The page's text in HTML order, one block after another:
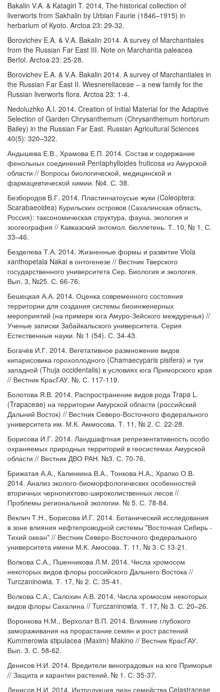
Bakalin V.A. & Katagiri T. 2014. The historical collection of
liverworts from Sakhalin by Urbian Faurie (1846–1915) in
herbarium of Kyoto. Arctoa 23: 29-32.
Borovichev E.A. & V.A. Bakalin 2014. A survey of Marchantiales
from the Russian Far East III. Note on Marchantia paleacea
Bertol. Arctoa 23: 25-28.
Borovichev E.A. & V.A. Bakalin 2014. A survey of Marchantiales in
the Russian Far East II. Wiesnerellaceae – a new family for the
Russian liverworts flora. Arctoa 23: 1-4.
Nedoluzhko A.I. 2014. Creation of Initial Material for the Adaptive
Selection of Garden Chrysanthemum (Chrysanthemum hortorum
Bailey) in the Russian Far East. Russian Agricultural Sciences
40(5): 320–322.
Андышева Е.В., Храмова Е.П. 2014. Состав и содержание
фенольных соединений Pentaphylloides fruticosa из Амурской
области // Вопросы биологической, медицинской и
фармацевтической химии. №4. С. 38.
Безбородов В.Г. 2014. Пластинчатоусые жуки (Coleoptera:
Scarabaeoidea) Курильских островов (Сахалинская область,
Россия): таксономическая структура, фауна, экология и
зоогеография // Кавказский энтомол. бюллетень. Т. 10, № 1. С.
33–46.
Безделева Т.А. 2014. Жизненные формы и развитие Viola
xanthopetala Nakai в онтогенезе // Вестник Тверского
государственного университета Сер. Биология и экология.
Вып. 3, №25. С. 66-76.
Бешецкая А.А. 2014. Оценка современного состояния
территории для создания системы биоинженерных
мероприятий (на примере юга Амуро-Зейского междуречья) //
Ученые записки Забайкальского университета. Серия
Естественные науки. № 1 (54). С. 34-43.
Богачёв И.Г. 2014. Вегетативное размножение видов
кипарисовика горохоплодного (Chamaecyparis pisifera) и туи
западной (Thuja occidentalis) в условиях юга Приморского края
// Вестник КрасГАУ. №. С. 117-119.
Болотова Я.В. 2014. Распространение видов рода Trapa L.
(Trapaceae) на территории Амурской области (российский
Дальний Восток) // Вестник Северо-Восточного федерального
университета им. М.К. Аммосова. Т. 11, № 2. С. 22-28.
Борисова И.Г. 2014. Ландшафтная репрезентативность особо
охраняемых природных территорий в геосистемах Амурской
области // Вестник ДВО РАН. №3. С. 70-76.
Брижатая А.А., Калинкина В.А., Тонкова Н.А., Храпко О.В.
2014. Анализ эколого-биоморфологических особенностей
вторичных чернопихтово-широколиственных лесов //
Проблемы региональной экологии. № 5. С. 78-84.
Веклич Т.Н., Борисова И.Г. 2014. Ботанический исследования
в зоне влияния нефтепроводной системы "Восточная Сибирь -
Тихий океан" // Вестник Северо-Восточного федерального
университета имени М.К. Амосова. Т. 11, № 3. С 13-21.
Волкова С.А., Пшенникова Л.М. 2014. Числа хромосом
некоторых видов флоры российского Дальнего Востока //
Turczaninowia. Т. 17, № 2. С. 35-41.
Волкова С.А., Салохин А.В. 2014. Числа хромосом некоторых
видов флоры Сахалина // Turczaninowia. Т. 17, № 3. С. 20–26.
Воронкова Н.М., Верхолат В.П. 2014. Влияние глубокого
замораживания на прорастание семян и рост растений
Kummerowia stipulacea (Maxim) Makino // Вестник КрасГАУ.
Вып. 3. С. 58-62.
Денисов Н.И. 2014. Вредители виноградовых на юге Приморья
// Защита и карантин растений. № 1. С. 35-37.
Денисов Н.И. 2014. Интродукция лиан семейства Celastraceae